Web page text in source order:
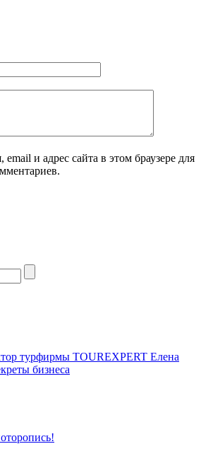
и адрес сайта в этом браузере для
турфирмы TOUREXPERT Елена
бизнеса